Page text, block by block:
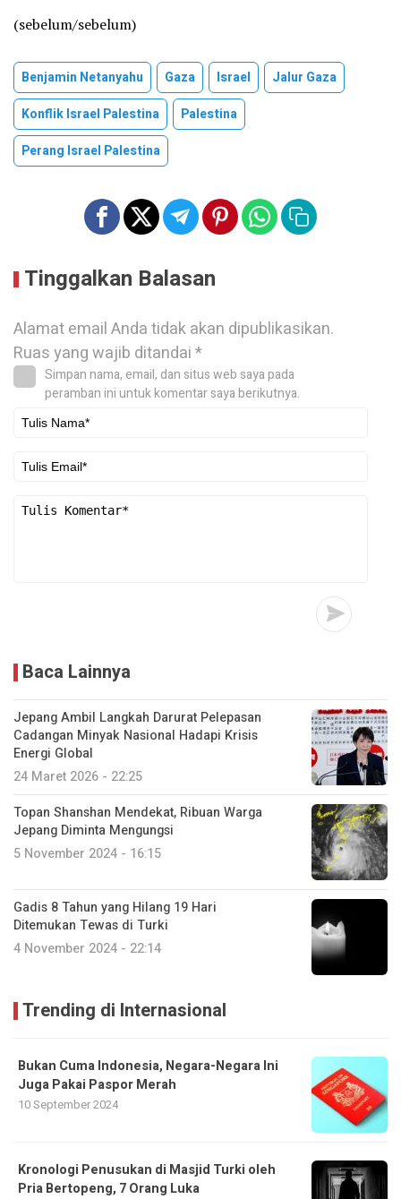
(sebelum/sebelum)
Benjamin Netanyahu Gaza Israel
Jalur Gaza
Konflik Israel Palestina
Palestina
Perang Israel Palestina
Tinggalkan Balasan
Alamat email Anda tidak akan dipublikasikan.
Ruas yang wajib ditandai*
Simpan nama, email, dan situs web saya pada
peramban ini untuk komentar saya berikutnya.
Baca Lainnya
Jepang Ambil Langkah Darurat Pelepasan
Cadangan Minyak Nasional Hadapi Krisis
Energi Global
24 Maret 2026 - 22:25
Topan Shanshan Mendekat, Ribuan Warga
Jepang Diminta Mengungsi
5 November 2024 - 16:15
Gadis 8 Tahun yang Hilang 19 Hari
Ditemukan Tewas di Turki
4 November 2024 - 22:14
Trending di Internasional
Bukan Cuma Indonesia, Negara-Negara Ini
Juga Pakai Paspor Merah
10 September 2024
Kronologi Penusukan di Masjid Turki oleh
Pria Bertopeng, 7 Orang Luka